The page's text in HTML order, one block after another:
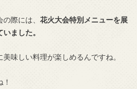
際には、 花火大会特別メニューを展
ました。
味しい料理が楽しめるんですね。